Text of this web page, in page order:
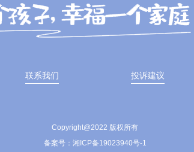
联系我们 投诉建议
Copyright@2022 版权所有
备案号：湘ICP备19023940号-1